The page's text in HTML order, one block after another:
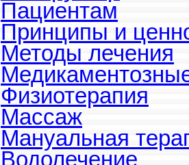
Пациентам
Принципы и
Методы лечения
Физиотерапия
Массаж
Мануальная
Водолечение